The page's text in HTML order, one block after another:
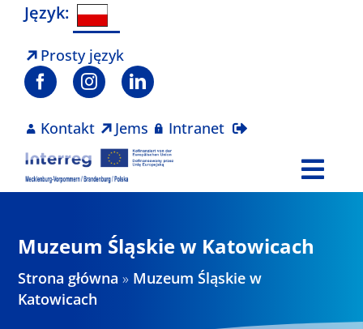
Skip
content
Język:
Prosty język
Kontakt Jems Intranet
Projekty
Muzeum Śląskie w Katowicach
Strona główna » Muzeum Śląskie w
Katowicach